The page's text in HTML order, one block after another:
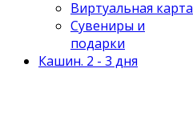
Виртуальная карта
Сувениры и
подарки
Кашин. 2 - 3 дня